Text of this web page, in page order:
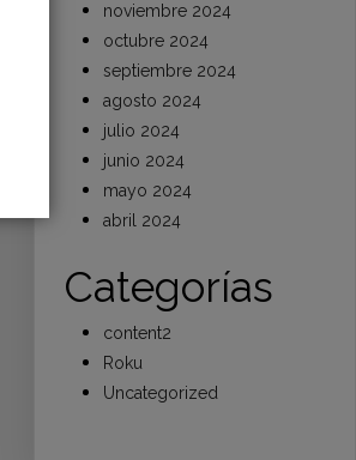
noviembre 2024
octubre 2024
septiembre 2024
agosto 2024
julio 2024
junio 2024
mayo 2024
abril 2024
Categorías
content2
Roku
Uncategorized